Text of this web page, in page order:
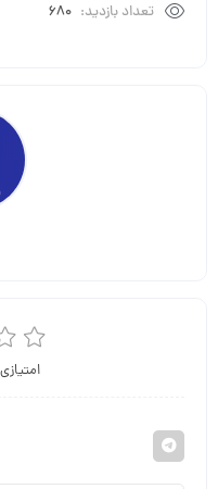
تعداد بازدید: 680